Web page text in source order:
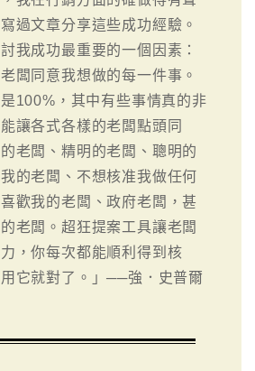
過文章分享這些成功經驗。
我成功最重要的一個因素：
闆同意我想做的每一件事。
100%，其中有些事情真的非
讓各式各樣的老闆點頭同
老闆、精明的老闆、聰明的
的老闆、不想核准我做任何
歡我的老闆、政府老闆，甚
老闆。超狂提案工具讓老闆
，你每次都能順利得到核
它就對了。」──強．史普爾